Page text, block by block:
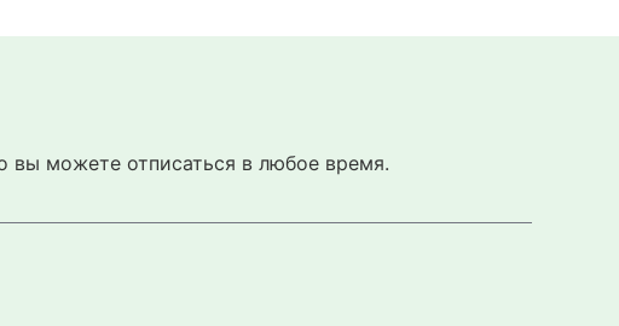
вы можете отписаться в любое время.